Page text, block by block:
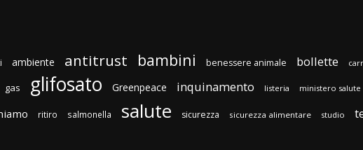
ambiente antitrust bambini benessere animale bollette
gas glifosato Greenpeace inquinamento listeria ministero salute
ritiro salmonella salute sicurezza sicurezza alimentare studio